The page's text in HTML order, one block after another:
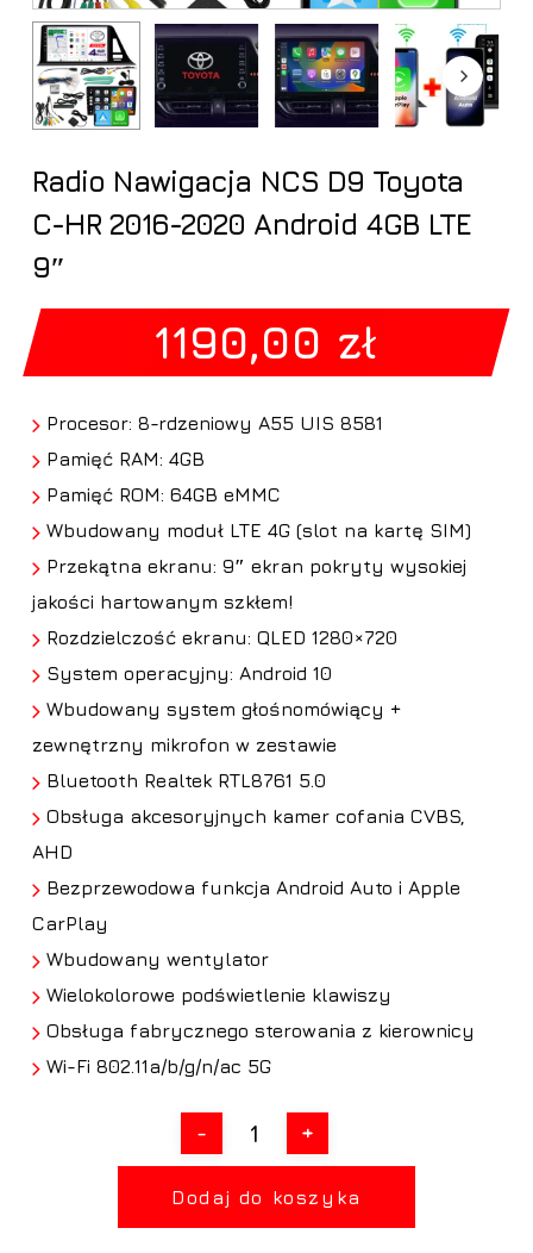
Radio Nawigacja NCS D9 Toyota
C-HR 2016-2020 Android 4GB LTE
9″
1190,00 zł
Procesor: 8-rdzeniowy A55 UIS 8581
Pamięć RAM: 4GB
Pamięć ROM: 64GB eMMC
Wbudowany moduł LTE 4G (slot na kartę SIM)
Przekątna ekranu: 9″ ekran pokryty wysokiej
jakości hartowanym szkłem!
Rozdzielczość ekranu: QLED 1280×720
System operacyjny: Android 10
Wbudowany system głośnomówiący +
zewnętrzny mikrofon w zestawie
Bluetooth Realtek RTL8761 5.0
Obsługa akcesoryjnych kamer cofania CVBS,
AHD
Bezprzewodowa funkcja Android Auto i Apple
CarPlay
Wbudowany wentylator
Wielokolorowe podświetlenie klawiszy
Obsługa fabrycznego sterowania z kierownicy
Wi-Fi 802.11a/b/g/n/ac 5G
Dodaj do koszyka